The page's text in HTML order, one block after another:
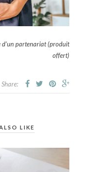
d’un partenariat (produit
offert)
Share:
LIKE